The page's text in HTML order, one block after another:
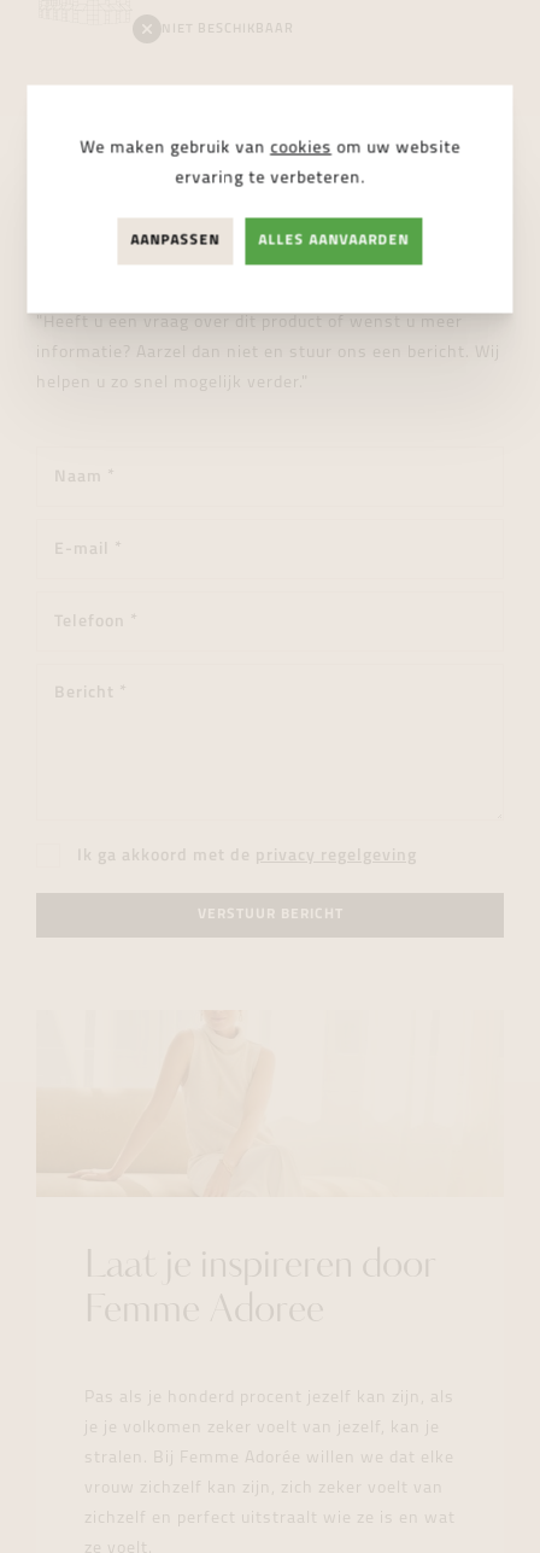
NIET BESCHIKBAAR
Wij helpen je graag verder!
"Heeft u een vraag over dit product of wenst u meer
informatie? Aarzel dan niet en stuur ons een bericht. Wij
helpen u zo snel mogelijk verder."
Ik ga akkoord met de privacy regelgeving
VERSTUUR BERICHT
Laat je inspireren door
Femme Adoree
Pas als je honderd procent jezelf kan zijn, als
je je volkomen zeker voelt van jezelf, kan je
stralen. Bij Femme Adorée willen we dat elke
vrouw zichzelf kan zijn, zich zeker voelt van
zichzelf en perfect uitstraalt wie ze is en wat
ze voelt.
We maken gebruik van cookies om uw website
ervaring te verbeteren.
AANPASSEN ALLES AANVAARDEN